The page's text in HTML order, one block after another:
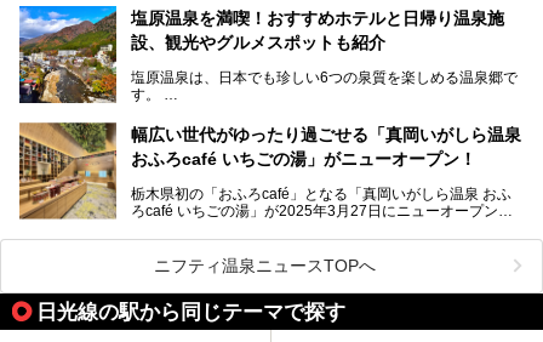
した。
那須湯本の温泉街から少し離れた静かな環境、一軒宿ゆえに
許される露天風呂からの絶景、日帰り入浴や素泊まりで気楽
た。
2名1室利用で1人あたり4,500円～と、思い立ったらすぐに
───
提供元：アイコニア・ホスピタリティ株式会社【PR】
この記事はほったらかしの宿 ゆうふり那須高雄温泉ロッジ
塩原温泉を満喫！おすすめホテルと日帰り温泉施
設、観光やグルメスポットも紹介
塩原温泉は、日本でも珍しい6つの泉質を楽しめる温泉郷で
す。
栃木県の北部にある箒川のほとりに11の温泉地が点在し、
古くから多くの人々から癒やしの場として愛されてきまし
た。
温泉に加えて、豊かな自然を感じられる観光スポットや、こ
こでしか味わえないご当地グルメなど、多彩な魅力がある北
この記事では、塩原温泉の概要や魅力とともに、おすすめの
宿泊施設と観光・グルメスポット、日帰り温泉を順に紹介し
ます。
幅広い世代がゆったり過ごせる「真岡いがしら温泉
おふろcafé いちごの湯」がニューオープン！
栃木県初の「おふろcafé」となる「真岡いがしら温泉 おふ
ろcafé いちごの湯」が2025年3月27日にニューオープンす
メインとなる天然温泉のお風呂をはじめ、リラックスエリア
やキッズエリア、カフェレストランなど、施設の隅々までチ
ェックしてきました！
ニフティ温泉ニュースTOPへ
日光線の駅から同じテーマで探す